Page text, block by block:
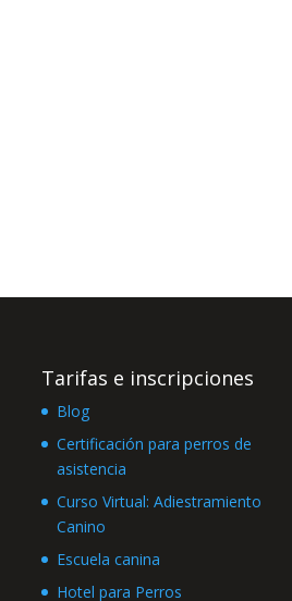
Tarifas e inscripciones
Blog
Certificación para perros de
asistencia
Curso Virtual: Adiestramiento
Canino
Escuela canina
Hotel para Perros